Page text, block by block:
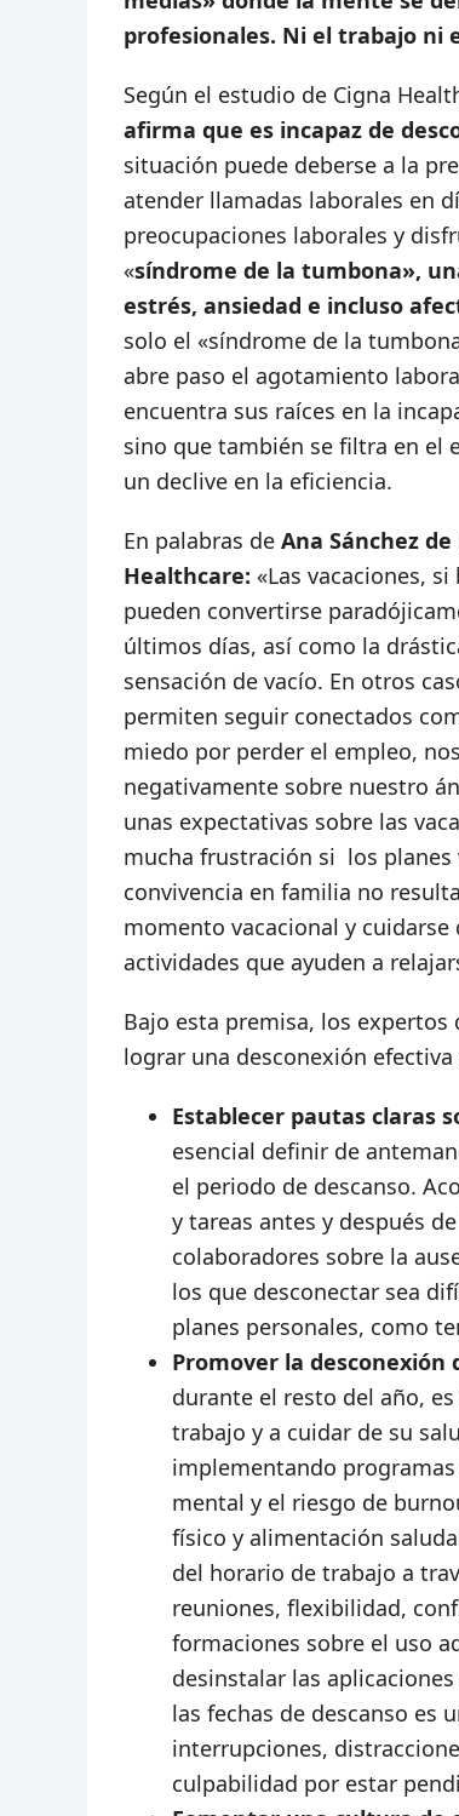
profesionales. Ni el trabajo ni
Según el estudio de Cigna
afirma que es incapaz de
situación puede deberse a la
atender llamadas laborales en
preocupaciones laborales y
«síndrome de la tumbona»,
estrés, ansiedad e incluso
solo el «síndrome de la
abre paso el agotamiento
encuentra sus raíces en la
sino que también se filtra en el
un declive en la eficiencia.
En palabras de Ana Sánchez
Healthcare: «Las vacaciones,
pueden convertirse
últimos días, así como la
sensación de vacío. En otros
permiten seguir conectados
miedo por perder el empleo,
negativamente sobre nuestro
unas expectativas sobre las
mucha frustración si los
convivencia en familia no
momento vacacional y
actividades que ayuden a
Bajo esta premisa, los expertos
lograr una desconexión
Establecer pautas claras
esencial definir de
el periodo de descanso.
y tareas antes y después
colaboradores sobre la
los que desconectar sea
planes personales, como
Promover la
durante el resto del año,
trabajo y a cuidar de su
implementando
mental y el riesgo de
físico y alimentación
del horario de trabajo a
reuniones, flexibilidad,
formaciones sobre el uso
desinstalar las
las fechas de descanso es
interrupciones,
culpabilidad por estar